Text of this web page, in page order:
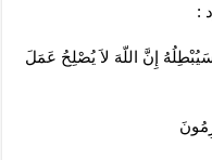
:
إِنَّ اللّهَ لاَ يُصْلِحُ عَمَلَ